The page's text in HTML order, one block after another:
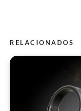
RELACIONADOS